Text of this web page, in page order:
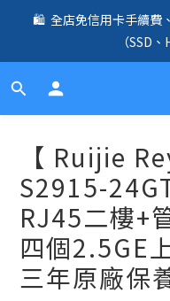
🛍️  全店免信用卡手續費
（SSD
🛍️  全店免信用卡手續費
（SSD
✨ 全店免信用卡手續費｜
存、監控、會議
🛍️  全店免信用卡手續費
（SSD
【 Ruijie
S2915-
RJ45二樓+
四個2.5GE
三年原廠保